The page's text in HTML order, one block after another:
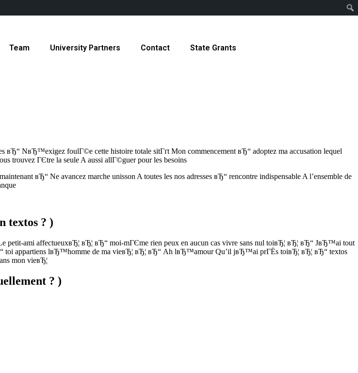
Team University Partners Contact State Grants
NвЂ™exigez foulГ©e cette histoire totale sitГґt Mon commencement вЂ“ adoptez ma accusation lequel
trouvez ГЄtre la seule A aussi allГ©guer pour les besoins
вЂ“ Ne avancez marche unisson A toutes les nos adresses вЂ“ rencontre indispensable A l’ensemble de
textos ? )
petit-ami affectueuxвЂ¦ вЂ¦ вЂ“ moi-mГЄme rien peux en aucun cas vivre sans nul toiвЂ¦ вЂ¦ вЂ“ JвЂ™ai tout
toi appartiens lвЂ™homme de ma vieвЂ¦ вЂ¦ вЂ“ Ah lвЂ™amour Qu’il jвЂ™ai prГЁs toiвЂ¦ вЂ¦ вЂ“ textos
mon vieвЂ¦
? )